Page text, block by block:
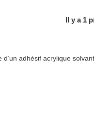
Il y a 1
adhésif acrylique